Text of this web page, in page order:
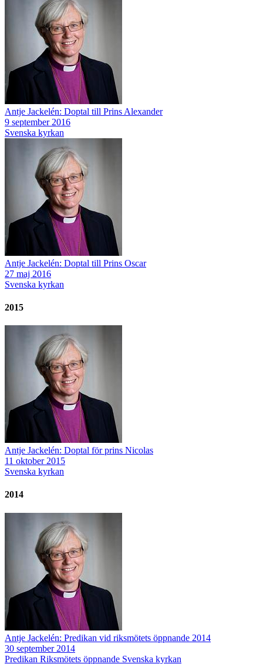
Antje Jackelén: Doptal till Prins Alexander
9 september 2016
Svenska kyrkan
Antje Jackelén: Doptal till Prins Oscar
27 maj 2016
Svenska kyrkan
2015
Antje Jackelén: Doptal för prins Nicolas
11 oktober 2015
Svenska kyrkan
2014
Antje Jackelén: Predikan vid riksmötets öppnande 2014
30 september 2014
Predikan Riksmötets öppnande Svenska kyrkan